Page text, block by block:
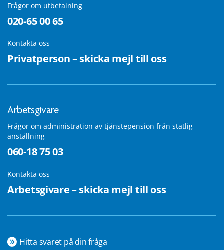
Frågor om utbetalning
020-65 00 65
Kontakta oss
Privatperson – skicka mejl till oss
Arbetsgivare
Frågor om administration av tjänstepension från statlig
anställning
060-18 75 03
Kontakta oss
Arbetsgivare – skicka mejl till oss
Hitta svaret på din fråga